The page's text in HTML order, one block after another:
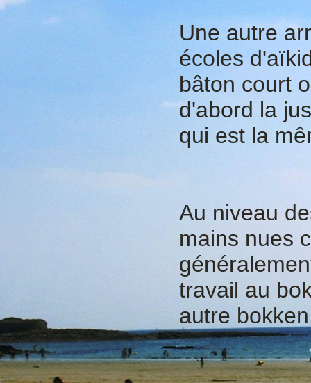
Une autre
écoles
bâton court
d'abord la
qui est la
Au niveau
mains nues
travail au
autre